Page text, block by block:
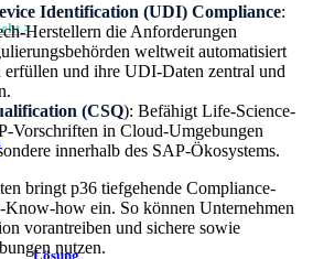
>
Lösung
Identification (UDI) Compliance:
Herstellern die Anforderungen
weltweit automatisiert
erfüllen und ihre UDI-Daten zentral und
(CSQ): Befähigt Life-Science-
Vorschriften in Cloud-Umgebungen
innerhalb des SAP-Ökosystems.
bringt p36 tiefgehende Compliance-
how ein. So können Unternehmen
vorantreiben und sichere sowie
nutzen.